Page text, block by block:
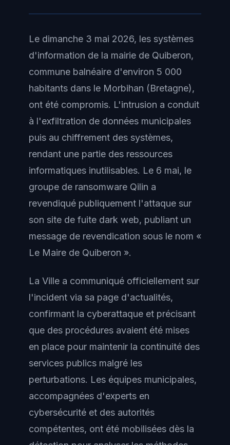
Le dimanche 3 mai 2026, les systèmes
d'information de la mairie de Quiberon,
commune balnéaire d'environ 5 000
habitants dans le Morbihan (Bretagne),
ont été compromis. L'intrusion a conduit
à l'exfiltration de données municipales
puis au chiffrement des systèmes,
rendant une partie des ressources
informatiques inutilisables. Le 6 mai, le
groupe de ransomware Qilin a
revendiqué publiquement l'attaque sur
son site de fuite dark web, publiant un
message de revendication sous le nom «
Le Maire de Quiberon ».
La Ville a communiqué officiellement sur
l'incident via sa page d'actualités,
confirmant la cyberattaque et précisant
que des procédures avaient été mises
en place pour maintenir la continuité des
services publics malgré les
perturbations. Les équipes municipales,
accompagnées d'experts en
cybersécurité et des autorités
compétentes, ont été mobilisées dès la